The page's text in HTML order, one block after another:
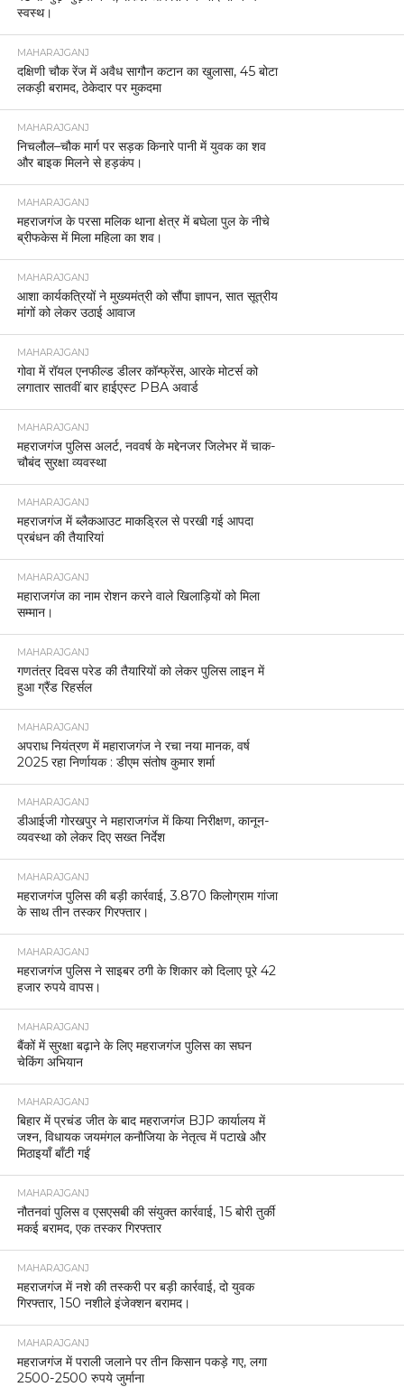
स्वस्थ।
MAHARAJGANJ
दक्षिणी चौक रेंज में अवैध सागौन कटान का खुलासा, 45 बोटा
लकड़ी बरामद, ठेकेदार पर मुकदमा
MAHARAJGANJ
निचलौल–चौक मार्ग पर सड़क किनारे पानी में युवक का शव
और बाइक मिलने से हड़कंप।
MAHARAJGANJ
महराजगंज के परसा मलिक थाना क्षेत्र में बघेला पुल के नीचे
ब्रीफकेस में मिला महिला का शव।
MAHARAJGANJ
आशा कार्यकत्रियों ने मुख्यमंत्री को सौंपा ज्ञापन, सात सूत्रीय
मांगों को लेकर उठाई आवाज
MAHARAJGANJ
गोवा में रॉयल एनफील्ड डीलर कॉन्फ्रेंस, आरके मोटर्स को
लगातार सातवीं बार हाईएस्ट PBA अवार्ड
MAHARAJGANJ
महराजगंज पुलिस अलर्ट, नववर्ष के मद्देनजर जिलेभर में चाक-
चौबंद सुरक्षा व्यवस्था
MAHARAJGANJ
महराजगंज में ब्लैकआउट माकड्रिल से परखी गई आपदा
प्रबंधन की तैयारियां
MAHARAJGANJ
महाराजगंज का नाम रोशन करने वाले खिलाड़ियों को मिला
सम्मान।
MAHARAJGANJ
गणतंत्र दिवस परेड की तैयारियों को लेकर पुलिस लाइन में
हुआ ग्रैंड रिहर्सल
MAHARAJGANJ
अपराध नियंत्रण में महाराजगंज ने रचा नया मानक, वर्ष
2025 रहा निर्णायक : डीएम संतोष कुमार शर्मा
MAHARAJGANJ
डीआईजी गोरखपुर ने महाराजगंज में किया निरीक्षण, कानून-
व्यवस्था को लेकर दिए सख्त निर्देश
MAHARAJGANJ
महराजगंज पुलिस की बड़ी कार्रवाई, 3.870 किलोग्राम गांजा
के साथ तीन तस्कर गिरफ्तार।
MAHARAJGANJ
महराजगंज पुलिस ने साइबर ठगी के शिकार को दिलाए पूरे 42
हजार रुपये वापस।
MAHARAJGANJ
बैंकों में सुरक्षा बढ़ाने के लिए महराजगंज पुलिस का सघन
चेकिंग अभियान
MAHARAJGANJ
बिहार में प्रचंड जीत के बाद महराजगंज BJP कार्यालय में
जश्न, विधायक जयमंगल कनौजिया के नेतृत्व में पटाखे और
मिठाइयाँ बाँटी गईं
MAHARAJGANJ
नौतनवां पुलिस व एसएसबी की संयुक्त कार्रवाई, 15 बोरी तुर्की
मकई बरामद, एक तस्कर गिरफ्तार
MAHARAJGANJ
महराजगंज में नशे की तस्करी पर बड़ी कार्रवाई, दो युवक
गिरफ्तार, 150 नशीले इंजेक्शन बरामद।
MAHARAJGANJ
महराजगंज में पराली जलाने पर तीन किसान पकड़े गए, लगा
2500-2500 रुपये जुर्माना